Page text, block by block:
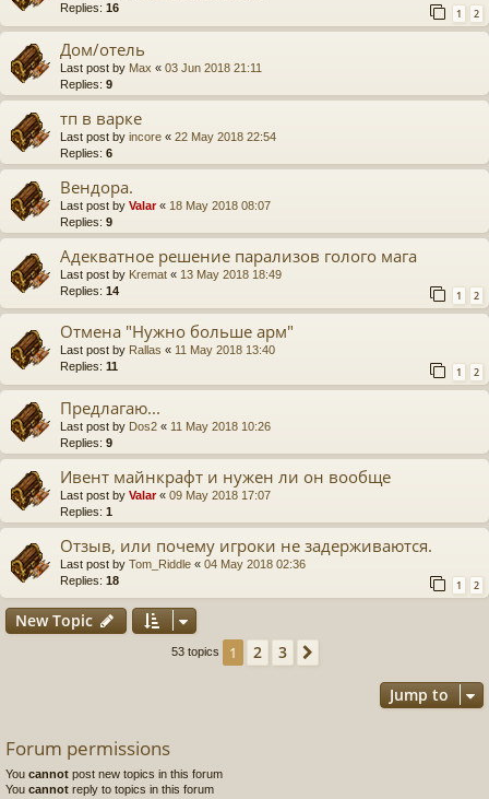
Replies: 16 1 2
Дом/отель
Last post by Max « 03 Jun 2018 21:11
Replies: 9
тп в варке
Last post by incore « 22 May 2018 22:54
Replies: 6
Вендора.
Last post by Valar« 18 May 2018 08:07
Replies: 9
Адекватное решение парализов голого мага
Last post by Kremat « 13 May 2018 18:49
Replies: 14 1 2
Отмена "Нужно больше арм"
Last post by Rallas « 11 May 2018 13:40
Replies: 11 1 2
Предлагаю...
Last post by Dos2 « 11 May 2018 10:26
Replies: 9
Ивент майнкрафт и нужен ли он вообще
Last post by Valar« 09 May 2018 17:07
Replies: 1
Отзыв, или почему игроки не задерживаются.
Last post by Tom_Riddle « 04 May 2018 02:36
Replies: 18 1 2
New Topic
53 topics 1 2 3
Jump to
Forum permissions
You cannot post new topics in this forum
You cannot reply to topics in this forum